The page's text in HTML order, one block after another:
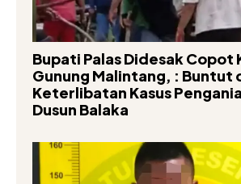
Bupati Palas Didesak Copot
Gunung Malintang, : Buntut
Keterlibatan Kasus
Dusun Balaka